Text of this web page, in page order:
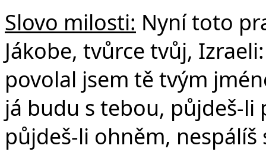
Slovo milosti: Nyní toto
Jákobe, tvůrce tvůj,
povolal jsem tě tvým
já budu s tebou, půjdeš-
půjdeš-li ohněm,